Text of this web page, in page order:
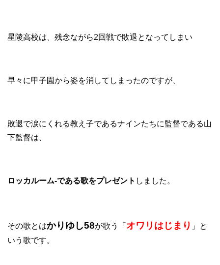
星陵高校は、残念ながら2回戦で敗退となってしまい
早々に甲子園から姿を消してしまったのですが、
敗退で涙にくれる教え子であるナインたちに監督である山
下監督は、
ロッカルーム-である歌をプレゼント しました。
その歌とはかりゆし58が歌う「 オワリはじまり 」と
いう歌です。